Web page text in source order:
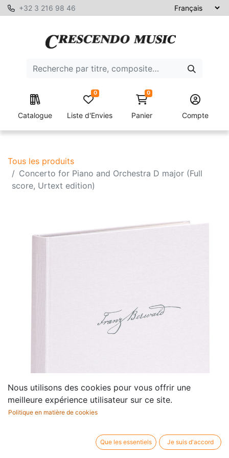
+32 3 216 98 46
Catalogue Liste d'Envies
0 0
Panier Compte
Tous les produits
Concerto for Piano and Orchestra D major (Full
score, Urtext edition)
Nous utilisons des cookies pour vous offrir une
meilleure expérience utilisateur sur ce site.
Politique en matière de cookies
Que les essentiels Je suis d'accord